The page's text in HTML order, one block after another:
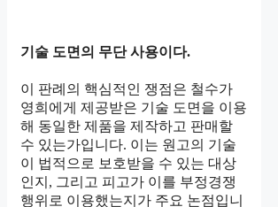
기술 도면의 무단 사용이다.
이 판례의 핵심적인 쟁점은 철수가
영희에게 제공받은 기술 도면을 이용
해 동일한 제품을 제작하고 판매할
수 있는가입니다. 이는 원고의 기술
이 법적으로 보호받을 수 있는 대상
인지, 그리고 피고가 이를 부정경쟁
행위로 이용했는지가 주요 논점입니